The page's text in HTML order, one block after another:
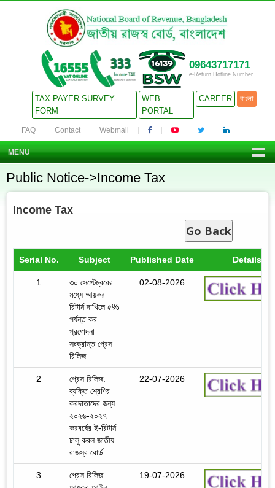
09643717171
e-Return Hotline Number
TAX PAYER SURVEY-
FORM
WEB
PORTAL
CAREER বাংলা
FAQ Contact Webmail
MENU
Public Notice->Income Tax
Income Tax
Go Back
Serial No. Subject Published Date Details
1
৩০ সেপ্টেম্বরের
মধ্যে আয়কর
রিটার্ন দাখিলে ৫%
পর্যন্ত কর
প্রণোদনা
সংক্রান্ত প্রেস
রিলিজ
02-08-2026
2
প্রেস রিলিজ:
ব্যক্তি শ্রেণির
করদাতাদের জন্য
২০২৬-২০২৭
করবর্ষের ই-রিটার্ন
চালু করল জাতীয়
রাজস্ব বোর্ড
22-07-2026
3
প্রেস রিলিজ:
19-07-2026